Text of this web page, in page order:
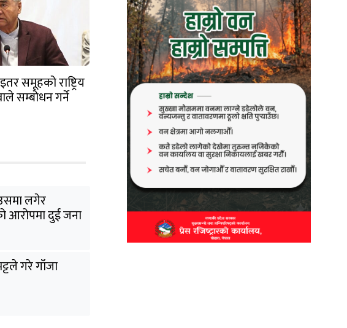
समूहको राष्ट्रिय
सम्बोधन गर्ने
लगेर
आरोपमा दुई जना
गरे गाँजा